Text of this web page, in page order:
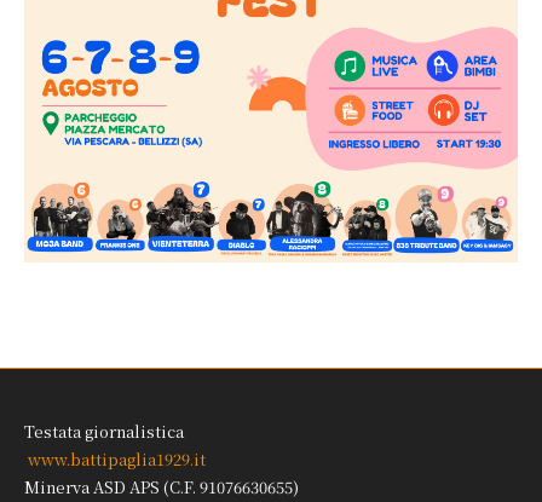
Testata giornalistica
www.battipaglia1929.it
Minerva ASD APS (C.F. 91076630655)